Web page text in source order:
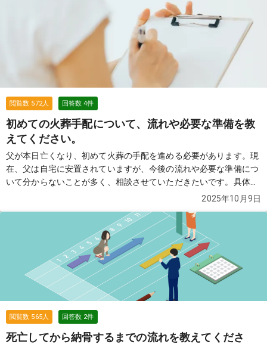
い、直接相談に行く勇気が持てないといいます。そこで、生活保護
を受けていても利用できる葬儀社や、実際に依頼可能な低価格の方
法があれば知りたいと切実に情報を求めています。
続きを見る
閲覧数 572人 回答数4件
初めての火葬手配について、流れや必要な準備を教
えてください。
父が本日亡くなり、初めて火葬の手配を進める必要があります。現
在、父は自宅に安置されていますが、今後の流れや必要な準備につ
いて分からないことが多く、相談させていただきたいです。具体的
には、自宅で安置する場合の注意点やドライアイスの手配が必要か
いただきたいです。日程が確定するまでの間、何を準備しておけば
よいのかも知りたいです。 さらに、当日の流れについても教えてく
ださい。例えば、火葬場での手続きや、僧侶の手配が必要かどう
か、また参列者が少人数の場合でも特別な対応が必要かどうか気に
なっています。初めてのことで不安が大きいですが、スムーズに進
めるためのアドバイスをいただけますと幸いです。
続きを見る
2025年10月9日
閲覧数 565人 回答数 2件
死亡してから納骨するまでの流れを教えてくださ